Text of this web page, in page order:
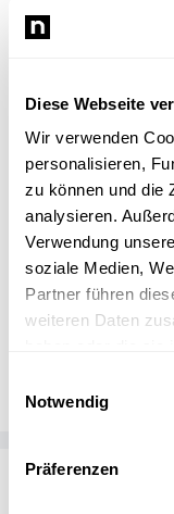
Diese Webseite
Wir verwenden
personalisieren,
zu können und die
analysieren.
Verwendung
soziale Medien,
Partner führen
weiteren Daten
Notwendig
Präferenzen
Modehaus Sohn
Seitenweise
SiracusaIngenieur-
Hauptstraße 43
Passend zum